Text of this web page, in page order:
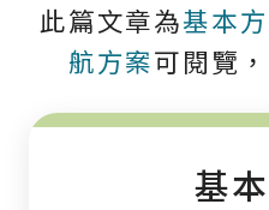
此篇文章為基本
航方案可閱覽
基